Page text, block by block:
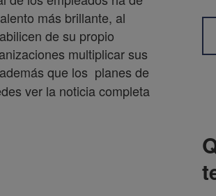
más brillante, al
de su propio
multiplicar sus
que los planes de
ver la noticia completa